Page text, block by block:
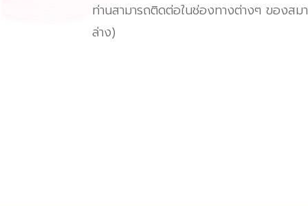
ท่านสามารถติดต่อในช่องทางต่างๆ ของสม
ล่าง)